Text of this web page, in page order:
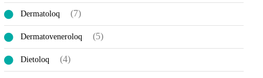
Dermatoloq (7)
Dermatoveneroloq (5)
Dietoloq (4)